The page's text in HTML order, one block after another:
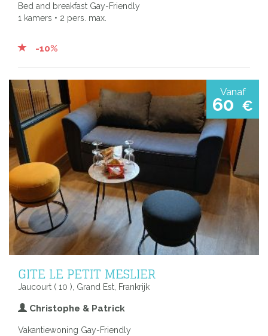
Bed and breakfast Gay-Friendly
1 kamers • 2 pers. max.
-10%
Vanaf
60 €
GITE LE PETIT MESLIER
Jaucourt ( 10 ), Grand Est, Frankrijk
Christophe & Patrick
Vakantiewoning Gay-Friendly